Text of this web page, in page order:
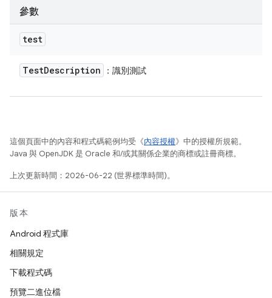
參數
test
TestDescription ：識別測試
這個頁面中的內容和程式碼範例均受《內容授權》中的授權所規範。
Java 與 OpenJDK 是 Oracle 和/或其關係企業的商標或註冊商標。
上次更新時間：2026-06-22 (世界標準時間)。
版本
Android 程式庫
相關規定
下載程式碼
預覽二進位檔